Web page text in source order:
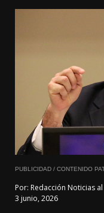
PUBLICIDAD / CONTENIDO
Por: Redacción Noticias
3 junio, 2026